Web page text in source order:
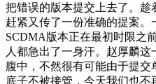
把错误的版本提交上去了。趁
赶紧又传了一份准确的提案
SCDMA版本正在最初时限之
人都急出了一身汗。赵厚麟
腹中，不然很有可能由于提
底子不被接管，今天我们也